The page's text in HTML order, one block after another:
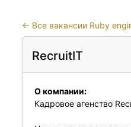
← Все вакансии Ruby
RecruitIT
О компании:
Кадровое агенство